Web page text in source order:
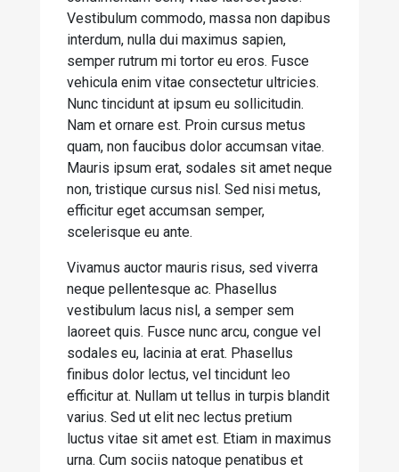
Vestibulum commodo, massa non dapibus
interdum, nulla dui maximus sapien,
semper rutrum mi tortor eu eros. Fusce
vehicula enim vitae consectetur ultricies.
Nunc tincidunt at ipsum eu sollicitudin.
Nam et ornare est. Proin cursus metus
quam, non faucibus dolor accumsan vitae.
Mauris ipsum erat, sodales sit amet neque
non, tristique cursus nisl. Sed nisi metus,
efficitur eget accumsan semper,
scelerisque eu ante.
Vivamus auctor mauris risus, sed viverra
neque pellentesque ac. Phasellus
vestibulum lacus nisl, a semper sem
laoreet quis. Fusce nunc arcu, congue vel
sodales eu, lacinia at erat. Phasellus
finibus dolor lectus, vel tincidunt leo
efficitur at. Nullam ut tellus in turpis blandit
varius. Sed ut elit nec lectus pretium
luctus vitae sit amet est. Etiam in maximus
urna. Cum sociis natoque penatibus et